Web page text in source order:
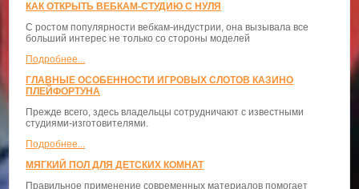
КАК ОТКРЫТЬ ВЕБКАМ-СТУДИЮ С НУЛЯ
С ростом популярности вебкам-индустрии, она вызывала все
больший интерес не только со стороны моделей
Подробнее...
ГЛАВНЫЕ ОСОБЕННОСТИ ИГРОВЫХ СЛОТОВ КАЗИНО
ПЛЕЙФОРТУНА
Прежде всего, здесь владельцы сотрудничают с известными
студиями-изготовителями.
Подробнее...
МЯГКИЙ ПОЛ ДЛЯ ДЕТСКИХ КОМНАТ
Правильное применение современных материалов помогает